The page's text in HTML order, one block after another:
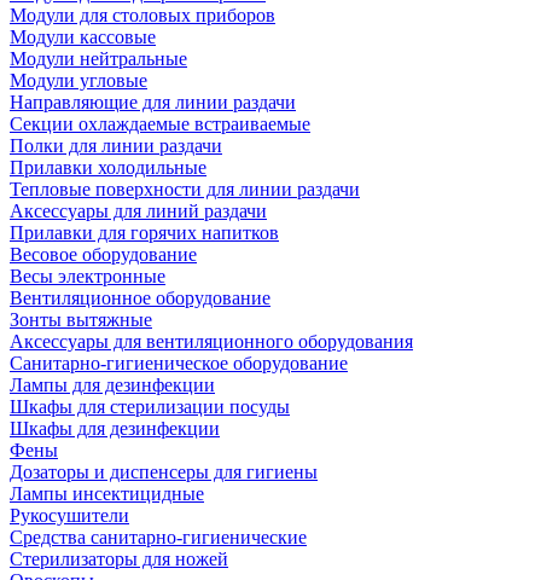
Модули для столовых приборов
Модули кассовые
Модули нейтральные
Модули угловые
Направляющие для линии раздачи
Секции охлаждаемые встраиваемые
Полки для линии раздачи
Прилавки холодильные
Тепловые поверхности для линии раздачи
Аксессуары для линий раздачи
Прилавки для горячих напитков
Весовое оборудование
Весы электронные
Вентиляционное оборудование
Зонты вытяжные
Аксессуары для вентиляционного оборудования
Санитарно-гигиеническое оборудование
Лампы для дезинфекции
Шкафы для стерилизации посуды
Шкафы для дезинфекции
Фены
Дозаторы и диспенсеры для гигиены
Лампы инсектицидные
Рукосушители
Средства санитарно-гигиенические
Стерилизаторы для ножей